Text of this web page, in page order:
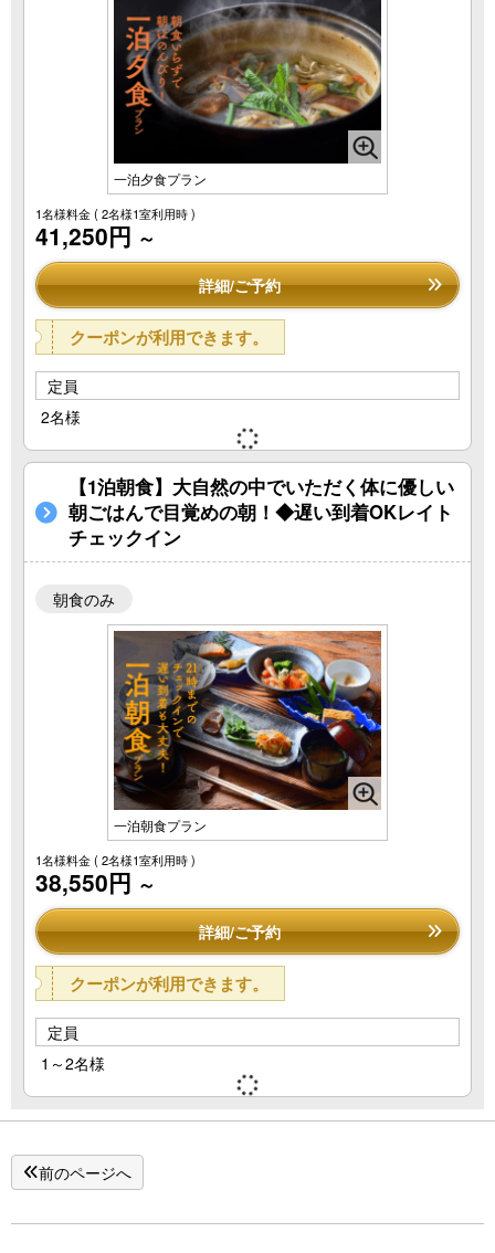
一泊夕食プラン
1名様料金( 2名様1室利用時 )
41,250円 ～
詳細/ご予約
クーポンが利用できます。
定員
2名様
【1泊朝食】大自然の中でいただく体に優しい
朝ごはんで目覚めの朝！◆遅い到着OKレイト
チェックイン
朝食のみ
一泊朝食プラン
1名様料金( 2名様1室利用時 )
38,550円 ～
詳細/ご予約
クーポンが利用できます。
定員
1～2名様
前のページへ